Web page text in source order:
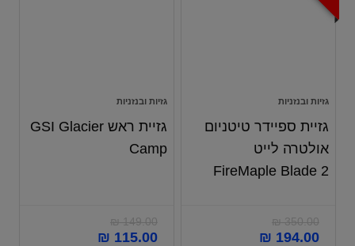
גזיות ובנזניות
גזיית ספיידר טיטניום
אולטרה לייט
FireMaple Blade 2
₪350.00
₪ 194.00
גזיות ובנזניות
גזיית ראש GSI Glacier
Camp
₪149.00
₪ 115.00